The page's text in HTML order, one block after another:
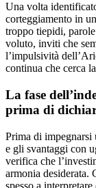
Una volta
corteggiamento in
troppo tiepidi,
voluto, inviti che
l’impulsività
continua che cerca
La fase
prima di
Prima di
e gli svantaggi con
verifica che
armonia desiderata.
spesso a